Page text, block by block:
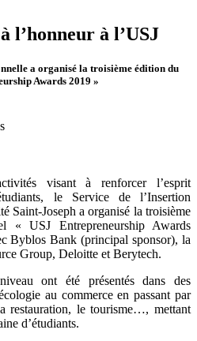
l’honneur à l’USJ
a organisé la troisième édition du
Awards 2019 »
visant à renforcer l’esprit
le Service de l’Insertion
Saint-Joseph a organisé la troisième
« USJ Entrepreneurship Awards
Byblos Bank (principal sponsor), la
Group, Deloitte et Berytech.
ont été présentés dans des
au commerce en passant par
restauration, le tourisme…, mettant
d’étudiants.